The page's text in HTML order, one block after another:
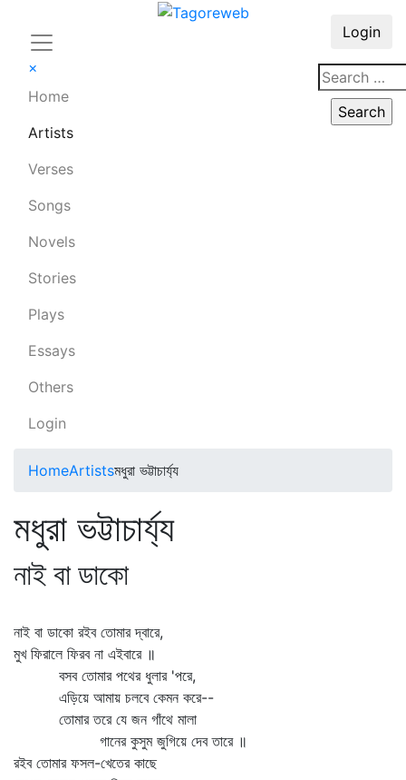
×
Home
Artists
Verses
Songs
Novels
Stories
Plays
Essays
Others
Login
Login
HomeArtistsমধুরা ভট্টাচার্য্য
মধুরা ভট্টাচার্য্য
নাই বা ডাকো
নাই বা ডাকো রইব তোমার দ্বারে,
মুখ ফিরালে ফিরব না এইবারে ॥
বসব তোমার পথের ধুলার 'পরে,
এড়িয়ে আমায় চলবে কেমন করে--
তোমার তরে যে জন গাঁথে মালা
গানের কুসুম জুগিয়ে দেব তারে ॥
রইব তোমার ফসল-খেতের কাছে